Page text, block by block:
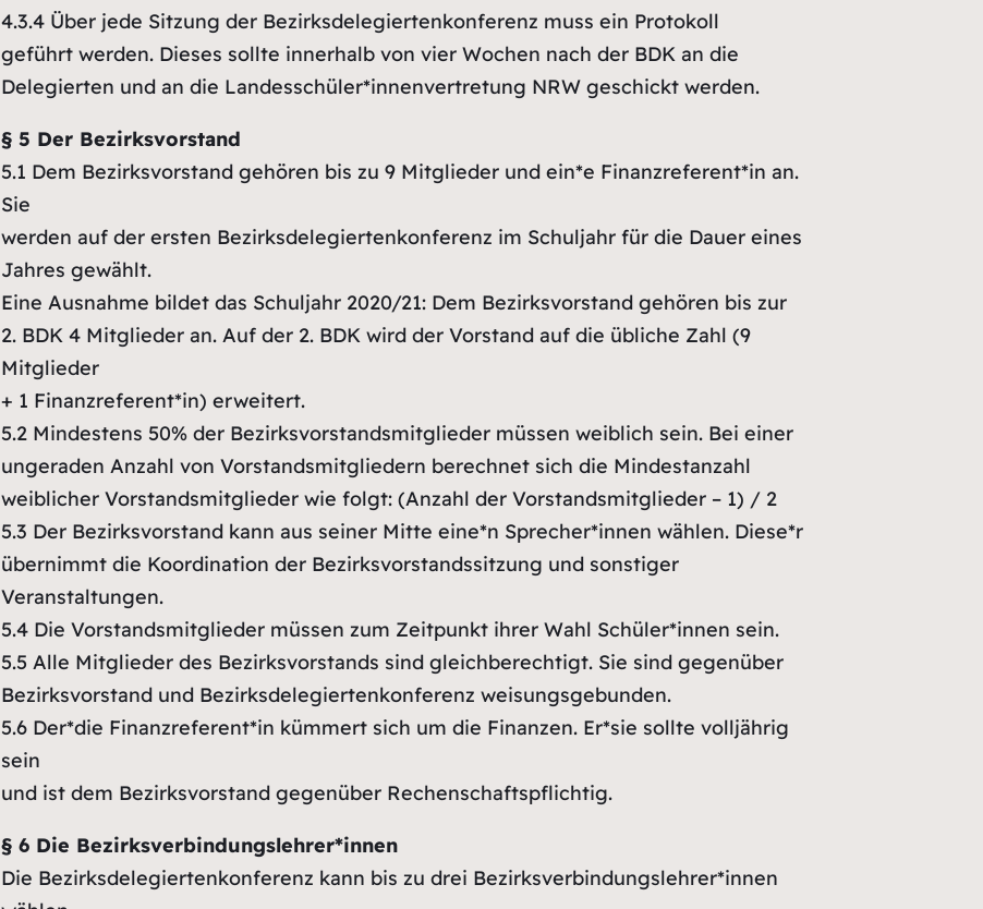
4.3.4Über jede Sitzung der Bezirksdelegiertenkonferenz muss ein Protokoll
geführt werden. Dieses sollte innerhalb von vier Wochen nach der BDK an die
Delegierten und an die Landesschüler*innenvertretung NRW geschickt werden.
§ 5 Der Bezirksvorstand
5.1 Dem Bezirksvorstand gehören bis zu 9 Mitglieder und ein*e Finanzreferent*in an.
Sie
werden auf der ersten Bezirksdelegiertenkonferenz im Schuljahr für die Dauer eines
Jahres gewählt.
Eine Ausnahme bildet das Schuljahr 2020/21: Dem Bezirksvorstand gehören bis zur
2. BDK 4 Mitglieder an. Auf der 2. BDK wird der Vorstand auf die übliche Zahl (9
Mitglieder
+ 1 Finanzreferent*in) erweitert.
5.2Mindestens 50% der Bezirksvorstandsmitglieder müssen weiblich sein. Bei einer
ungeraden Anzahl von Vorstandsmitgliedern berechnet sich die Mindestanzahl
weiblicher Vorstandsmitglieder wie folgt: (Anzahl der Vorstandsmitglieder – 1) / 2
5.3 Der Bezirksvorstand kann aus seiner Mitte eine*n Sprecher*innen wählen. Diese*r
übernimmt die Koordination der Bezirksvorstandssitzung und sonstiger
Veranstaltungen.
5.4Die Vorstandsmitglieder müssen zum Zeitpunkt ihrer Wahl Schüler*innen sein.
5.5 Alle Mitglieder des Bezirksvorstands sind gleichberechtigt. Sie sind gegenüber
Bezirksvorstand und Bezirksdelegiertenkonferenz weisungsgebunden.
5.6Der*die Finanzreferent*in kümmert sich um die Finanzen. Er*sie sollte volljährig
sein
und ist dem Bezirksvorstand gegenüber Rechenschaftspflichtig.
§ 6 Die Bezirksverbindungslehrer*innen
Die Bezirksdelegiertenkonferenz kann bis zu drei Bezirksverbindungslehrer*innen